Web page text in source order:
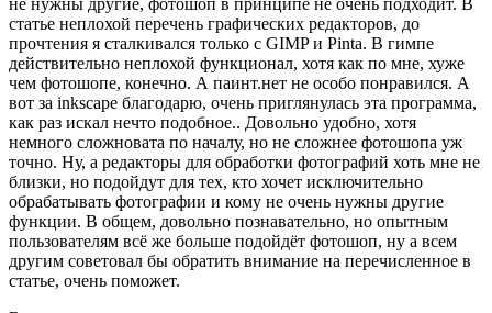
статье неплохой перечень графических редакторов, до
прочтения я сталкивался только с GIMP и Pinta. В гимпе
действительно неплохой функционал, хотя как по мне, хуже
чем фотошопе, конечно. А паинт.нет не особо понравился. А
вот за inkscape благодарю, очень приглянулась эта программа,
как раз искал нечто подобное.. Довольно удобно, хотя
немного сложновата по началу, но не сложнее фотошопа уж
точно. Ну, а редакторы для обработки фотографий хоть мне не
близки, но подойдут для тех, кто хочет исключительно
обрабатывать фотографии и кому не очень нужны другие
функции. В общем, довольно познавательно, но опытным
пользователям всё же больше подойдёт фотошоп, ну а всем
другим советовал бы обратить внимание на перечисленное в
статье, очень поможет.